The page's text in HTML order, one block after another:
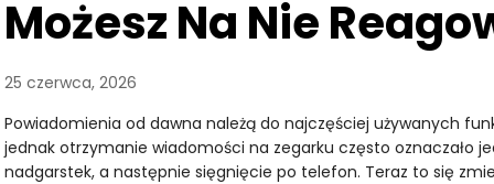
Możesz Na Nie
25 czerwca, 2026
Powiadomienia od dawna należą do najczęściej używanych
jednak otrzymanie wiadomości na zegarku często oznaczało
nadgarstek, a następnie sięgnięcie po telefon. Teraz to się